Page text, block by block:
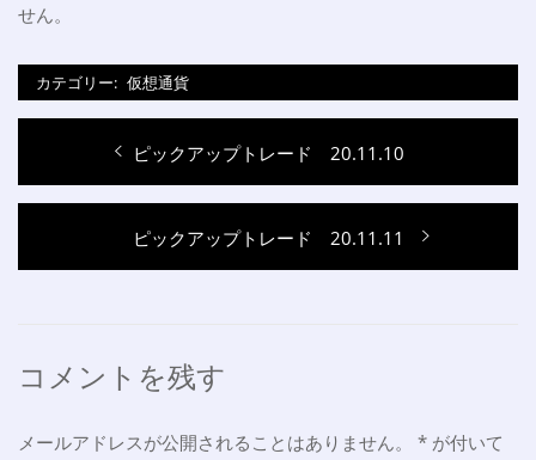
せん。
カテゴリー: 仮想通貨
稿
ナ
シ
過
去
の
投
稿:
ピックアップトレード 20.11.10
次
の
ピックアップトレード 20.11.11
コメントを残す
メールアドレスが公開されることはありません。 * が付いて